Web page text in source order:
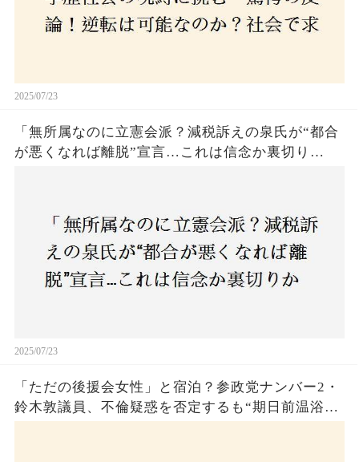
2025/07/23
「無所属なのに立憲会派？減税訴えの泉氏が“都合
が悪くなれば離脱”宣言…これは信念か裏切り
2025/07/23
「ただの後援会女性」と宿泊？参政党ナンバー2・
鈴木敦議員、不倫疑惑を否定するも“期日前温浴デ